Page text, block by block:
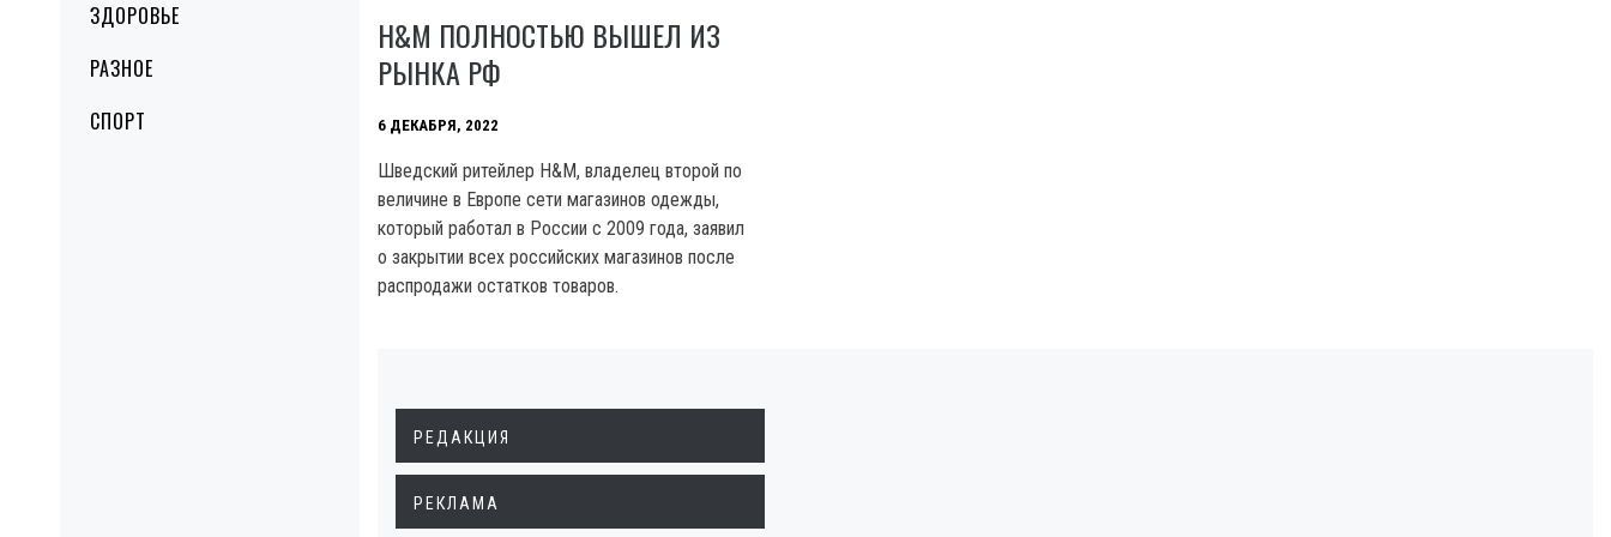
ЗДОРОВЬЕ
РАЗНОЕ
СПОРТ
H&M ПОЛНОСТЬЮ ВЫШЕЛ ИЗ
РЫНКА РФ
6 ДЕКАБРЯ, 2022
Шведский ритейлер H&M, владелец второй по
величине в Европе сети магазинов одежды,
который работал в России с 2009 года, заявил
о закрытии всех российских магазинов после
распродажи остатков товаров.
РЕДАКЦИЯ
РЕКЛАМА